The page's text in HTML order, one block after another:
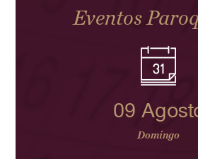
Eventos
09
Domingo